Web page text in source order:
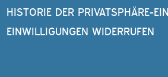
HISTORIE DER PRIVATSPHÄRE-
EINWILLIGUNGEN WIDERRUFEN